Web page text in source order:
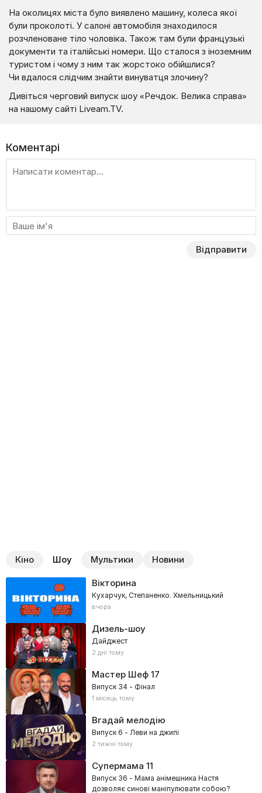
На околицях міста було виявлено машину, колеса якої
були проколоті. У салоні автомобіля знаходилося
розчленоване тіло чоловіка. Також там були французькі
документи та італійські номери. Що сталося з іноземним
туристом і чому з ним так жорстоко обійшлися?
Чи вдалося слідчим знайти винуватця злочину?
Дивіться черговий випуск шоу «Речдок. Велика справа»
на нашому сайті Liveam.TV.
Коментарі
Відправити
Кіно Шоу Мультики Новини
Вікторина
Кухарчук, Степаненко. Хмельницький
вчора
Дизель-шоу
Дайджест
2 дні тому
Мастер Шеф17
Випуск 34 - Фінал
1 місяць тому
Вгадай мелодію
Випуск 6 - Леви на джипі
2 тижні тому
Супермама 11
Випуск 36 - Мама анімешника Настя
дозволяє синові маніпулювати собою?